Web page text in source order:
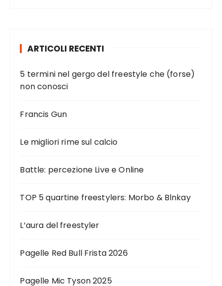
ARTICOLI RECENTI
5 termini nel gergo del freestyle che (forse)
non conosci
Francis Gun
Le migliori rime sul calcio
Battle: percezione Live e Online
TOP 5 quartine freestylers: Morbo & Blnkay
L’aura del freestyler
Pagelle Red Bull Frista 2026
Pagelle Mic Tyson 2025